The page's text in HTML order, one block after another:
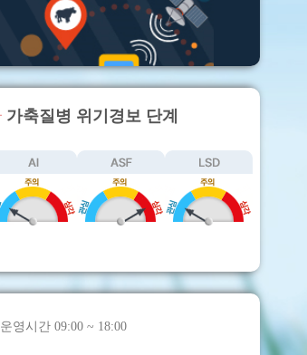
가축질병 위기경보 단계
운영시간 09:00 ~ 18:00